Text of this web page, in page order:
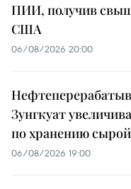
ПИИ, получив
США
06/08/2026 20:00
Зунгкуат
по хранению сырой
06/08/2026 19:00